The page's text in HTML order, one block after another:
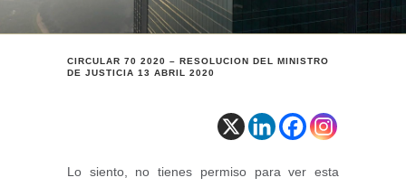
CIRCULAR 70 2020 – RESOLUCION DEL MINISTRO
DE JUSTICIA 13 ABRIL 2020
Lo siento, no tienes permiso para ver esta